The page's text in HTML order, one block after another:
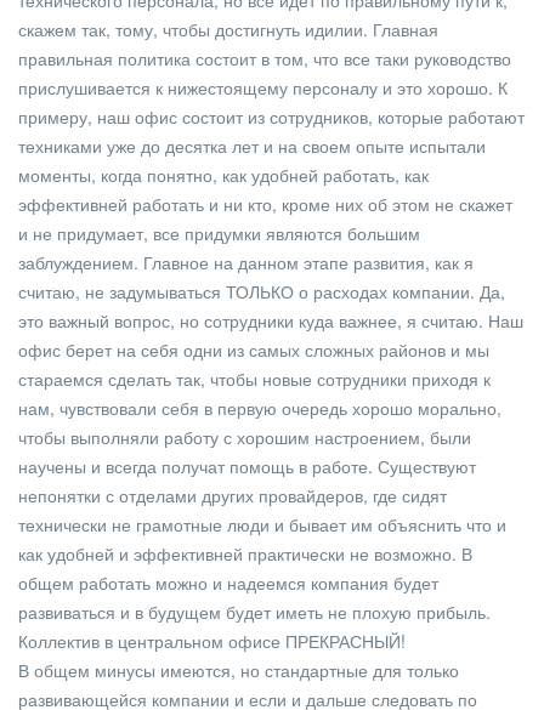
скажем так, тому, чтобы достигнуть идилии. Главная
правильная политика состоит в том, что все таки руководство
прислушивается к нижестоящему персоналу и это хорошо. К
примеру, наш офис состоит из сотрудников, которые работают
техниками уже до десятка лет и на своем опыте испытали
моменты, когда понятно, как удобней работать, как
эффективней работать и ни кто, кроме них об этом не скажет
и не придумает, все придумки являются большим
заблуждением. Главное на данном этапе развития, как я
считаю, не задумываться ТОЛЬКО о расходах компании. Да,
это важный вопрос, но сотрудники куда важнее, я считаю. Наш
офис берет на себя одни из самых сложных районов и мы
стараемся сделать так, чтобы новые сотрудники приходя к
нам, чувствовали себя в первую очередь хорошо морально,
чтобы выполняли работу с хорошим настроением, были
научены и всегда получат помощь в работе. Существуют
непонятки с отделами других провайдеров, где сидят
технически не грамотные люди и бывает им объяснить что и
как удобней и эффективней практически не возможно. В
общем работать можно и надеемся компания будет
развиваться и в будущем будет иметь не плохую прибыль.
Коллектив в центральном офисе ПРЕКРАСНЫЙ!
В общем минусы имеются, но стандартные для только
развивающейся компании и если и дальше следовать по